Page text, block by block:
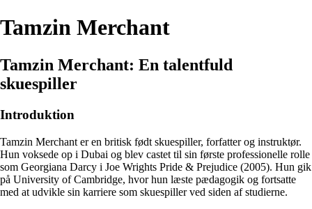
Tamzin Merchant
Tamzin Merchant: En talentfuld
skuespiller
Introduktion
Tamzin Merchant er en britisk født skuespiller, forfatter og instruktør.
Hun voksede op i Dubai og blev castet til sin første professionelle rolle
som Georgiana Darcy i Joe Wrights Pride & Prejudice (2005). Hun gik
på University of Cambridge, hvor hun læste pædagogik og fortsatte
med at udvikle sin karriere som skuespiller ved siden af studierne.